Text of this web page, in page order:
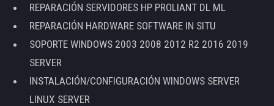
REPARACIÓN SERVIDORES HP PROLIANT DL ML
REPARACIÓN HARDWARE SOFTWARE IN SITU
SOPORTE WINDOWS 2003 2008 2012 R2 2016 2019
SERVER
INSTALACIÓN/CONFIGURACIÓN WINDOWS SERVER
LINUX SERVER